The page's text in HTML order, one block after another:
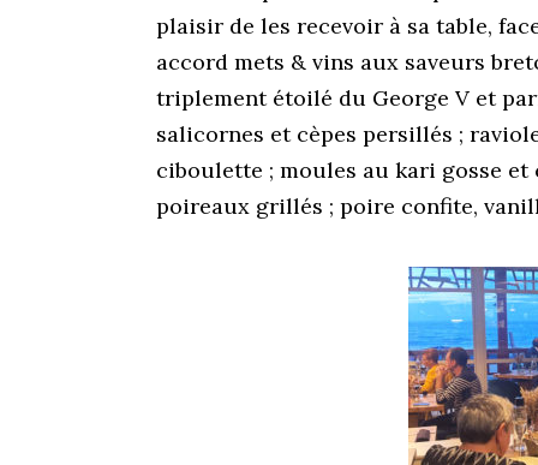
plaisir de les recevoir à sa table,
accord mets & vins aux saveurs
triplement étoilé du George V et
salicornes et cèpes persillés ;
ciboulette ; moules au kari gosse
poireaux grillés ; poire confite,